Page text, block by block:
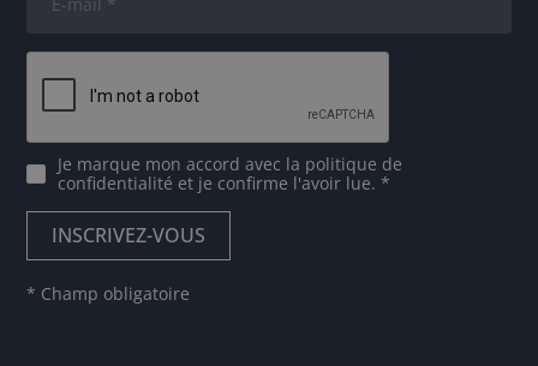
Je marque mon accord avec la politique de
confidentialité et je confirme l'avoir lue. *
* Champ obligatoire